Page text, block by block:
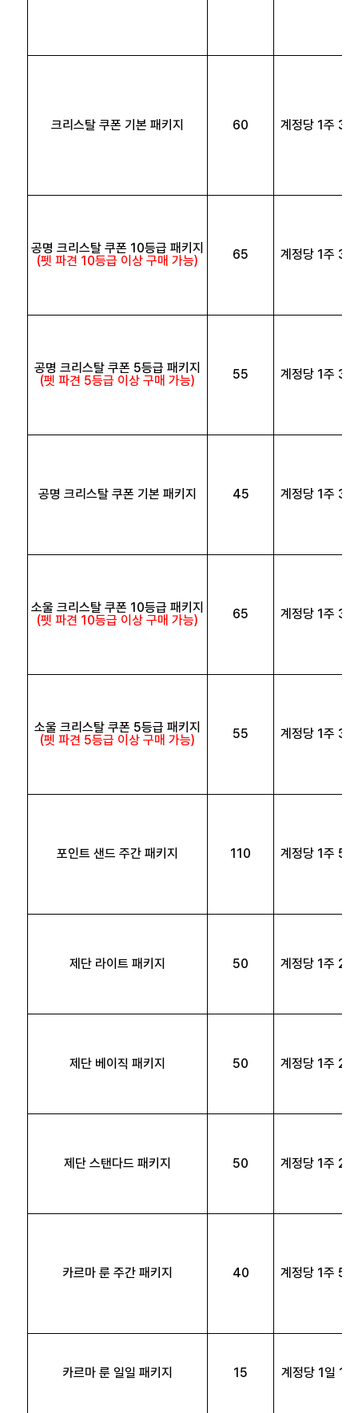
크리스탈 쿠폰 기본 패키지 60 계정당 1주 3회
공명 크리스탈쿠폰 10등급 패키지
(펫 파견 10등급 이상 구매 가능)
65 계정당 1주 3회
공명 크리스탈 쿠폰 5등급 패키지
(펫 파견 5등급 이상 구매 가능)
55 계정당 1주 3회
공명 크리스탈 쿠폰 기본 패키지 45 계정당 1주 3회
소울 크리스탈 쿠폰 10등급 패키지
(펫 파견 10등급 이상 구매 가능)
65 계정당 1주 3회
소울 크리스탈 쿠폰 5등급 패키지
(펫 파견 5등급 이상 구매 가능)
55 계정당 1주 3회
포인트 샌드 주간 패키지 110 계정당 1주 5회
제단 라이트 패키지 50 계정당 1주 2회
제단 베이직 패키지 50 계정당 1주 2회
제단 스탠다드 패키지 50 계정당 1주 2회
카르마 룬 주간 패키지 40 계정당 1주 5회
카르마 룬 일일 패키지 15 계정당 1일 1회